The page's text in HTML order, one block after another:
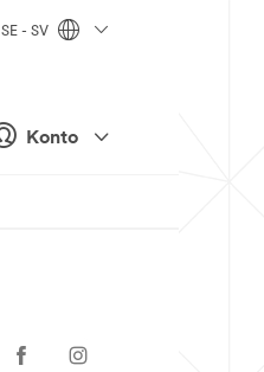
Konto
SE - SV